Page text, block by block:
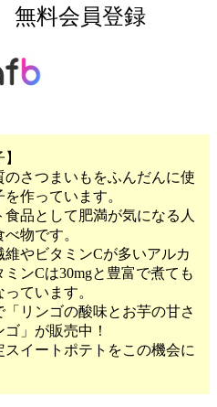
無料会員登録
のさつまいもをふんだんに使
作っています。
品として肥満が気になる人
物です。
やビタミンCが多いアルカ
ンCは30mgと豊富で煮ても
ています。
リンゴの酸味とお芋の甘さ
」が販売中！
イートポテトをこの機会に